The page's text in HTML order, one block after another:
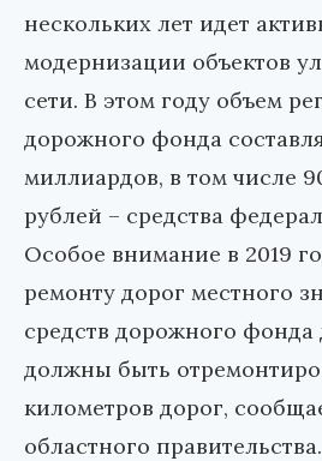
нескольких лет идет
модернизации объектов
сети. В этом году объем
дорожного фонда
миллиардов, в том числе
рублей – средства
Особое внимание в 2019
ремонту дорог местного
средств дорожного фонда
должны быть
километров дорог,
областного правительства.